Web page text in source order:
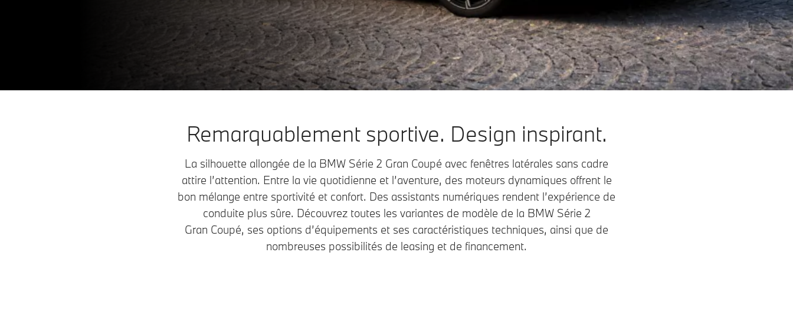
Remarquablement sportive. Design inspirant.
La silhouette allongée de la BMW Série 2 Gran Coupé avec fenêtres latérales sans cadre
attire l’attention. Entre la vie quotidienne et l’aventure, des moteurs dynamiques offrent le
bon mélange entre sportivité et confort. Des assistants numériques rendent l’expérience de
conduite plus sûre. Découvrez toutes les variantes de modèle de la BMW Série 2
Gran Coupé, ses options d’équipements et ses caractéristiques techniques, ainsi que de
nombreuses possibilités de leasing et de financement.